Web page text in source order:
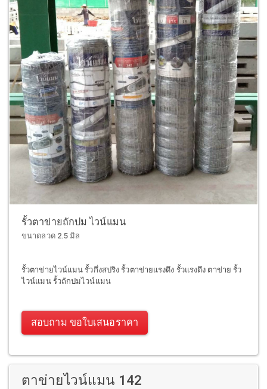
รั้วตาข่ายถักปม ไวน์แมน
ขนาดลวด 2.5 มิล
รั้วตาข่ายไวน์แมน รั้วกึ่งสปริง รั้วตาข่ายแรงดึง รั้วแรงดึง ตาข่าย รั้ว
ไวน์แมน รั้วถักปมไวน์แมน
สอบถาม ขอใบเสนอราคา
ตาข่ายไวน์แมน 142